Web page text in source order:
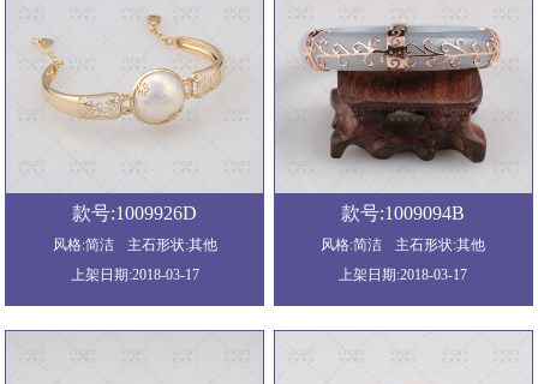
款号:1009926D
风格:简洁
主石形状:其他
上架日期:2018-03-17
款号:1009094B
风格:简洁
主石形状:其他
上架日期:2018-03-17